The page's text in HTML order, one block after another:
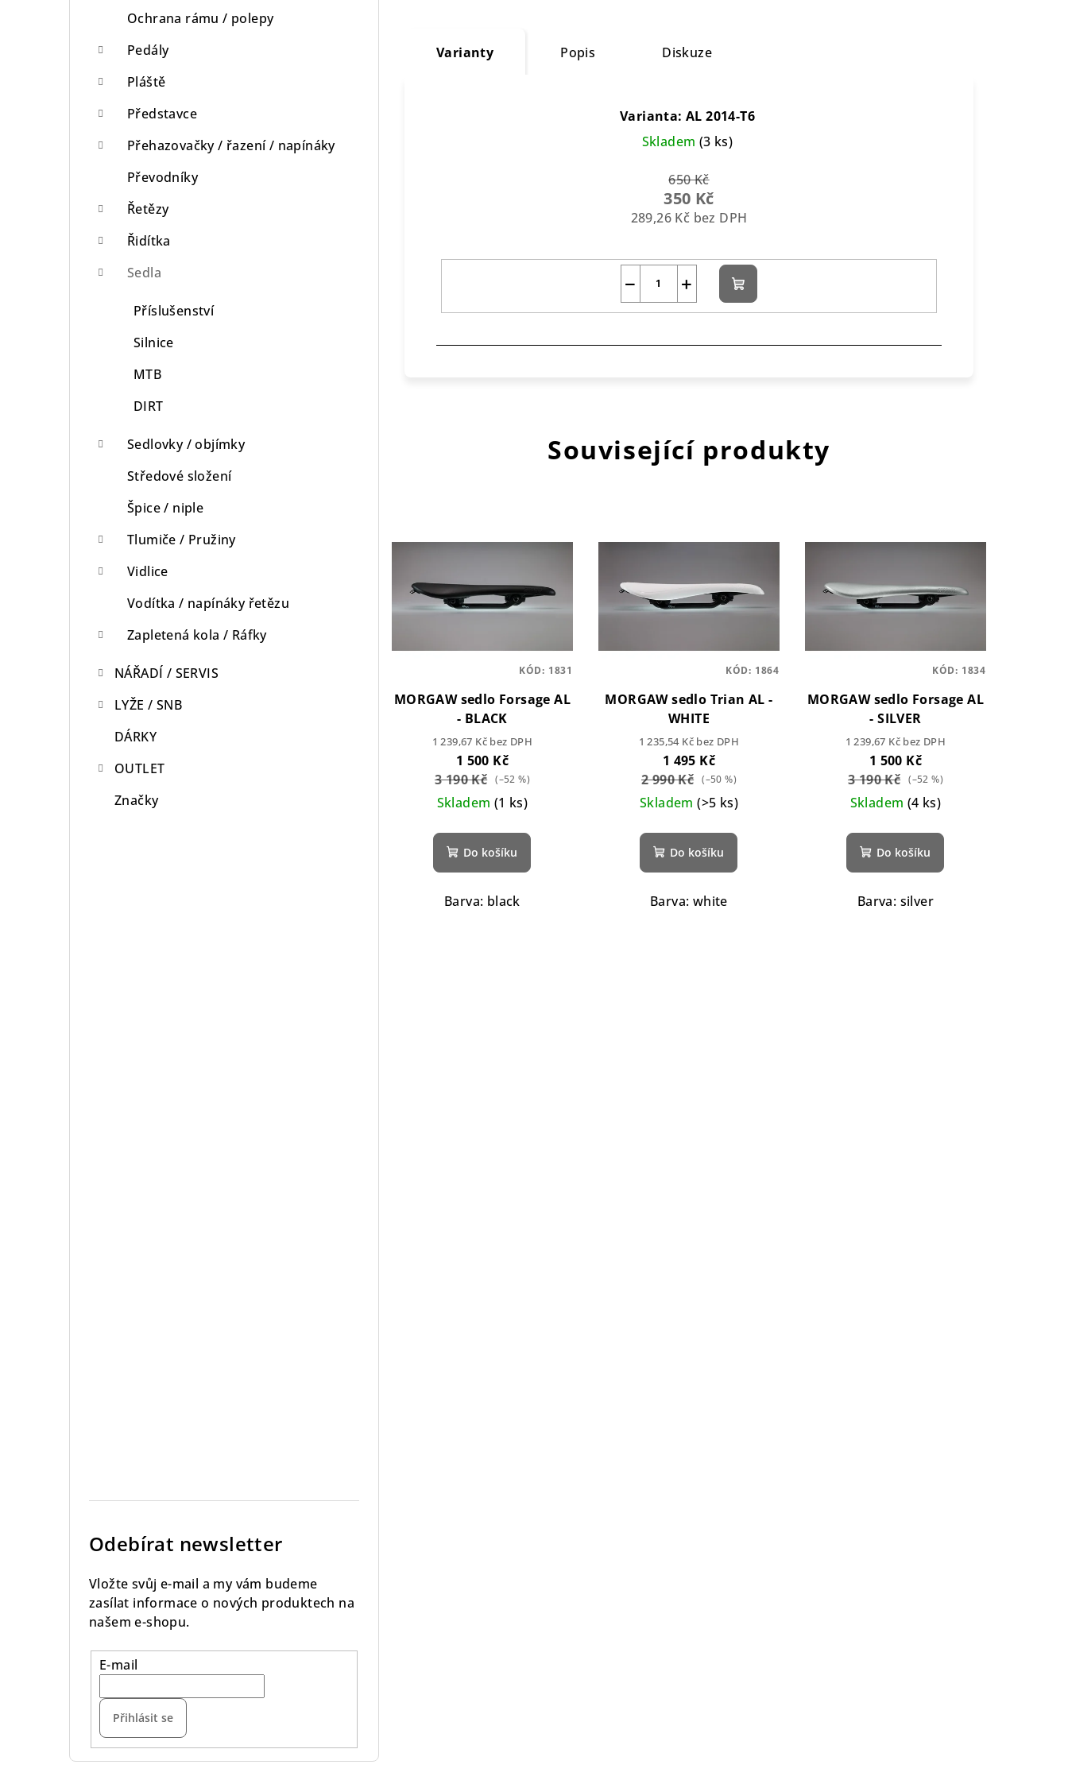
Ochrana rámu / polepy
Pedály
Pláště
Představce
Přehazovačky / řazení / napínáky
Převodníky
Řetězy
Řidítka
Sedla
Příslušenství
Silnice
MTB
DIRT
Sedlovky / objímky
Středové složení
Špice / niple
Tlumiče / Pružiny
Vidlice
Vodítka / napínáky řetězu
Zapletená kola / Ráfky
NÁŘADÍ / SERVIS
LYŽE / SNB
DÁRKY
OUTLET
Značky
Odebírat newsletter
Vložte svůj e-mail a my vám budeme
zasílat informace o nových produktech na
našem e-shopu.
E-mail
Přihlásit se
Varianty Popis Diskuze
Varianta: AL 2014-T6
Skladem (3 ks)
650 Kč
350 Kč
289,26 Kč bez DPH
+
− Do
košíku
Související produkty
MORGAW sedlo Forsage AL
- BLACK
1 239,67 Kč bez DPH
1 500 Kč
3 190 Kč (–52 %)
Skladem (1 ks)
Do košíku
Barva: black
KÓD: 1831
MORGAW sedlo Trian AL -
WHITE
1 235,54 Kč bez DPH
1 495 Kč
2 990 Kč (–50 %)
Skladem(>5 ks)
Do košíku
Barva: white
KÓD: 1864
MORGAW sedlo Forsage AL
- SILVER
1 239,67 Kč bez DPH
1 500 Kč
3 190 Kč (–52 %)
Skladem (4 ks)
Do košíku
Barva: silver
KÓD: 1834